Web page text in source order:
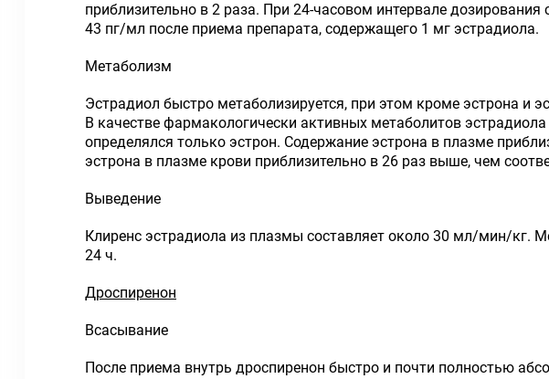
приблизительно в 2 раза. При 24-часовом интервале
43 пг/мл после приема препарата, содержащего 1 мг эстрадиола.
Метаболизм
Эстрадиол быстро метаболизируется, при этом кроме эстрона и
В качестве фармакологически активных метаболитов
определялся только эстрон. Содержание эстрона в плазме
эстрона в плазме крови приблизительно в 26 раз выше, чем
Выведение
Клиренс эстрадиола из плазмы составляет около 30 мл/мин/кг.
24 ч.
Дроспиренон
Всасывание
После приема внутрь дроспиренон быстро и почти полностью